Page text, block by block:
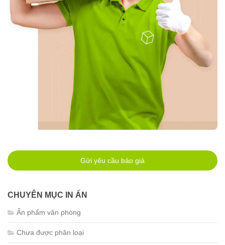
Gửi yêu cầu báo giá
CHUYÊN MỤC IN ẤN
Ấn phẩm văn phòng
Chưa được phân loại